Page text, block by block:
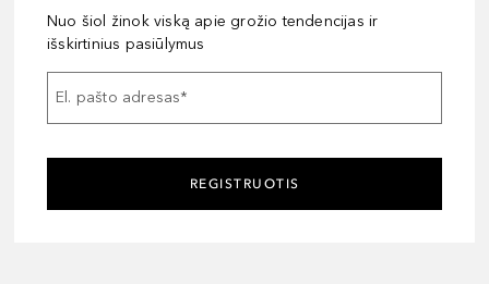
Nuo šiol žinok viską apie grožio tendencijas ir
išskirtinius pasiūlymus
El. pašto adresas*
REGISTRUOTIS